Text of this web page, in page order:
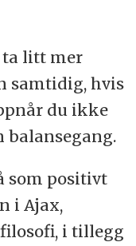
litt mer
samtidig, hvis
du ikke
balansegang.
som positivt
i Ajax,
i tillegg